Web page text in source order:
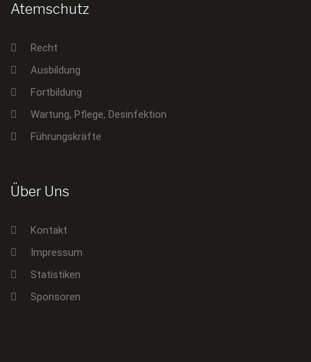
Atemschutz
Recht
Ausbildung
Fortbildung
Wartung, Pflege, Desinfektion
Führungskräfte
Über Uns
Kontakt
Impressum
Statistiken
Sponsoren